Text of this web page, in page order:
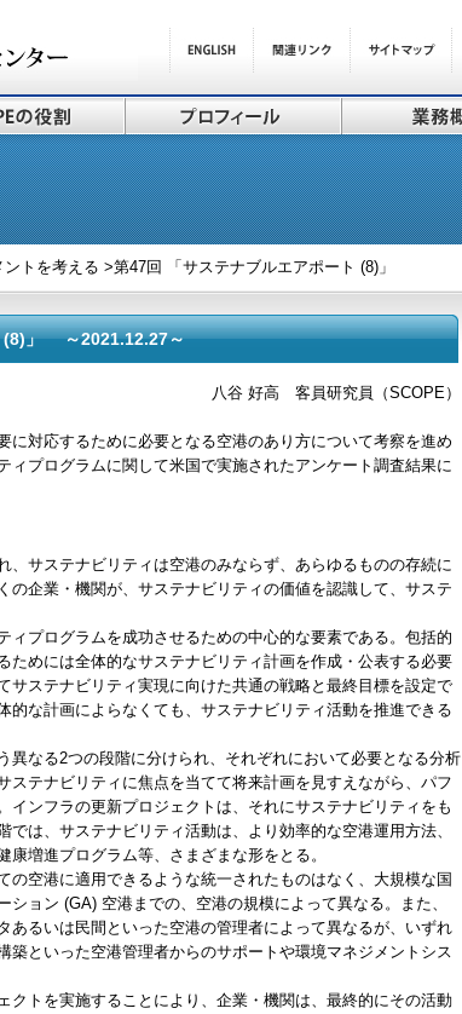
トを考える >第47回 「サステナブルエアポート (8)」
(8)」 ～2021.12.27～
八谷 好高 客員研究員（SCOPE）
対応するために必要となる空港のあり方について考察を進め
ィプログラムに関して米国で実施されたアンケート調査結果に
サステナビリティは空港のみならず、あらゆるものの存続に
の企業・機関が、サステナビリティの価値を認識して、サステ
プログラムを成功させるための中心的な要素である。包括的
ためには全体的なサステナビリティ計画を作成・公表する必要
サステナビリティ実現に向けた共通の戦略と最終目標を設定で
的な計画によらなくても、サステナビリティ活動を推進できる
なる2つの段階に分けられ、それぞれにおいて必要となる分析
ステナビリティに焦点を当てて将来計画を見すえながら、パフ
インフラの更新プロジェクトは、それにサステナビリティをも
は、サステナビリティ活動は、より効率的な空港運用方法、
増進プログラム等、さまざまな形をとる。
空港に適用できるような統一されたものはなく、大規模な国
ョン (GA) 空港までの、空港の規模によって異なる。また、
あるいは民間といった空港の管理者によって異なるが、いずれ
築といった空港管理者からのサポートや環境マネジメントシス
トを実施することにより、企業・機関は、最終的にその活動